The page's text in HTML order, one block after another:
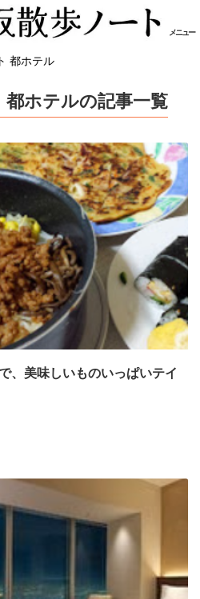
メニュー
都ホテル
ホテルの記事一覧
、美味しいものいっぱいテイ